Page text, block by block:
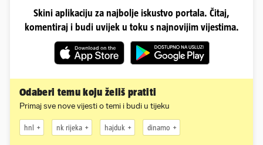
Skini aplikaciju za najbolje iskustvo portala. Čitaj,
komentiraj i budi uvijek u toku s najnovijim vijestima.
Odaberi temu koju želiš pratiti
Primaj sve nove vijesti o temi i budi u tijeku
hnl nk rijeka hajduk dinamo